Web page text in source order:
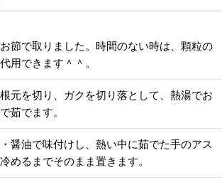
節で取りました。時間のない時は、顆粒の
用できます＾＾。
元を切り、ガクを切り落として、熱湯でお
茹でます。
醤油で味付けし、熱い中に茹でた手のアス
めるまでそのまま置きます。